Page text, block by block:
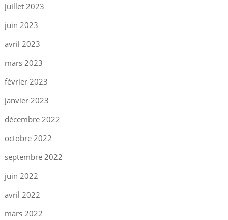
juillet 2023
juin 2023
avril 2023
mars 2023
février 2023
janvier 2023
décembre 2022
octobre 2022
septembre 2022
juin 2022
avril 2022
mars 2022